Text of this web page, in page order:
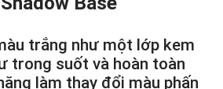
trắng như một lớp kem
trong suốt và hoàn toàn
làm thay đổi màu phấn